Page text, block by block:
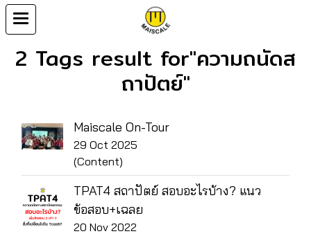
2 Tags result for"ความถนัดส
ถาปัตย์"
Maiscale On-Tour
29 Oct 2025
(Content)
TPAT4 สถาปัตย์ สอบอะไรบ้าง? แนว
ข้อสอบ+เฉลย
20 Nov 2022